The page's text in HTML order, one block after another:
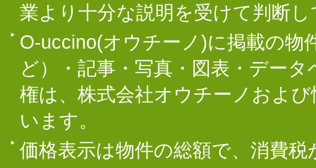
業より十分な説明を受けて判断
O-uccino(オウチーノ)に掲載の物
ど）・記事・写真・図表・デー
権は、株式会社オウチーノおよ
います。
価格表示は物件の総額で、消費